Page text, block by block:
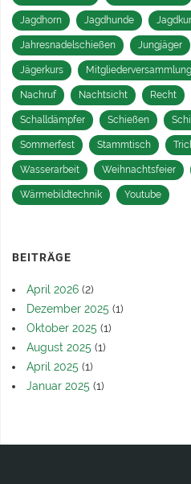
Jagdhorn Jagdhunde
Jahresnadelschießen Jungjäger
Jägerkurs Mitgliederversammlung
Nachruf Nachtsicht Recht
Schalldämpfer Schießen
Sommerfest Stammtisch
Wasserarbeit Weihnachtsfeier
Wärmebildtechnik Youtube
BEITRÄGE
April 2026 (2)
Dezember 2025 (1)
Oktober 2025 (1)
August 2025 (1)
April 2025 (1)
Januar 2025 (1)